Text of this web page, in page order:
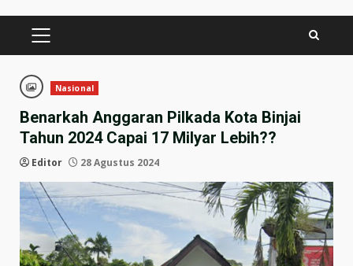
PRIMARY
Nasional
Benarkah Anggaran Pilkada Kota Binjai
Tahun 2024 Capai 17 Milyar Lebih??
Editor 28 Agustus 2024